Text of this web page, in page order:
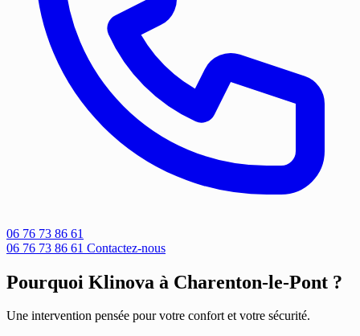
06 76 73 86 61
06 76 73 86 61 Contactez-nous
Pourquoi Klinova à Charenton-le-Pont ?
Une intervention pensée pour votre confort et votre sécurité.